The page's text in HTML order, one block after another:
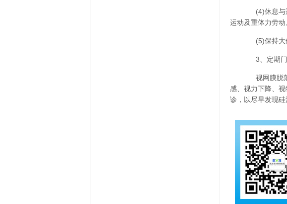
(4)休息与运
运动及重体力劳动
(5)保持大
3、定期门
视网膜脱落
感、视力下降、
诊，以尽早发现硅